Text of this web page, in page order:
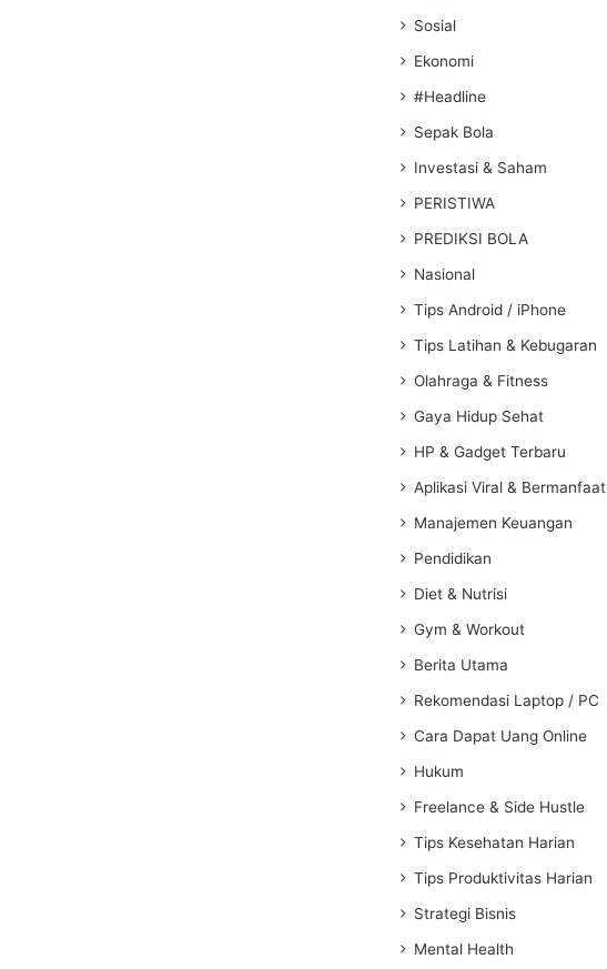
Sosial
Ekonomi
#Headline
Sepak Bola
Investasi & Saham
PERISTIWA
PREDIKSI BOLA
Nasional
Tips Android / iPhone
Tips Latihan & Kebugaran
Olahraga & Fitness
Gaya Hidup Sehat
HP & Gadget Terbaru
Aplikasi Viral & Bermanfaat
Manajemen Keuangan
Pendidikan
Diet & Nutrisi
Gym & Workout
Berita Utama
Rekomendasi Laptop / PC
Cara Dapat Uang Online
Hukum
Freelance & Side Hustle
Tips Kesehatan Harian
Tips Produktivitas Harian
Strategi Bisnis
Mental Health